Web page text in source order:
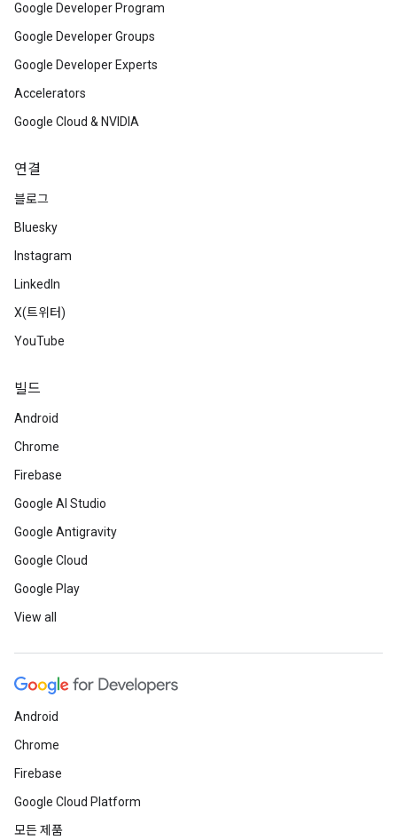
Google Developer Program
Google Developer Groups
Google Developer Experts
Accelerators
Google Cloud & NVIDIA
연결
블로그
Bluesky
Instagram
LinkedIn
X(트위터)
YouTube
빌드
Android
Chrome
Firebase
Google AI Studio
Google Antigravity
Google Cloud
Google Play
View all
Android
Chrome
Firebase
Google Cloud Platform
모든 제품